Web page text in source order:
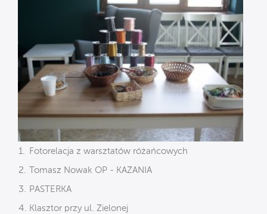
Fotorelacja z warsztatów różańcowych
Tomasz Nowak OP - KAZANIA
PASTERKA
Klasztor przy ul. Zielonej